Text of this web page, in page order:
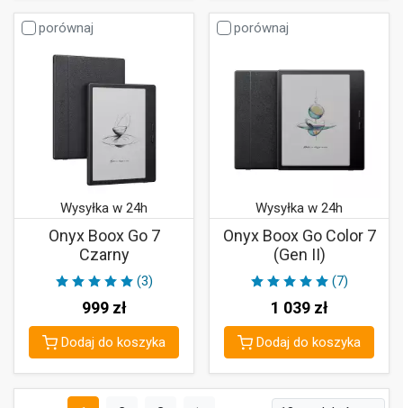
porównaj
Wysyłka w 24h
Onyx Boox Go 7
Czarny
(3)
999zł
Dodaj do koszyka
porównaj
Wysyłka w 24h
Onyx Boox Go Color 7
(Gen II)
(7)
1 039zł
Dodaj do koszyka